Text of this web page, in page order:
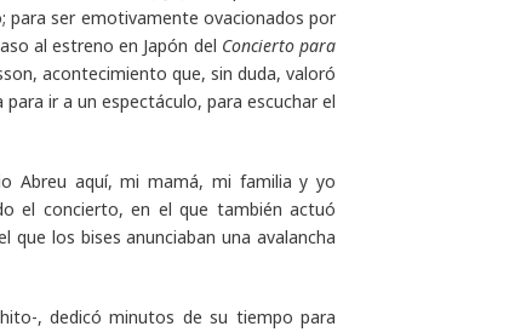
para ser emotivamente ovacionados por
al estreno en Japón del Concierto para
acontecimiento que, sin duda, valoró
ir a un espectáculo, para escuchar el
Abreu aquí, mi mamá, mi familia y yo
el concierto, en el que también actuó
los bises anunciaban una avalancha
, dedicó minutos de su tiempo para